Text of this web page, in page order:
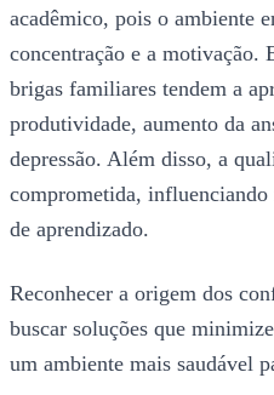
acadêmico, pois o ambiente
concentração e a motivação.
brigas familiares tendem a
produtividade, aumento da
depressão. Além disso, a
comprometida, influenciando
de aprendizado.
Reconhecer a origem dos
buscar soluções que
um ambiente mais saudável